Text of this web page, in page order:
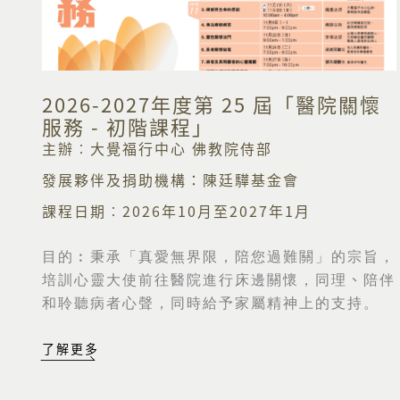
2026-2027年度第 25 屆「醫院關懷
服務 - 初階課程」
主辦︰大覺福行中心 佛教院侍部
發展夥伴及捐助機構：陳廷驊基金會
課程日期︰2026年10月至2027年1月
目的︰ 秉承「真愛無界限，陪您過難關」的宗旨，
培訓心靈大使前往醫院進行床邊關懷，同理 、 陪伴
和聆聽病者心聲，同時給予家屬精神上的支持。
了解更多